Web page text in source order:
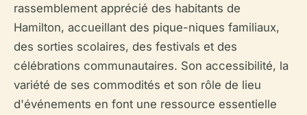
rassemblement apprécié des habitants de
Hamilton, accueillant des pique-niques familiaux,
des sorties scolaires, des festivals et des
célébrations communautaires. Son accessibilité, la
variété de ses commodités et son rôle de lieu
d'événements en font une ressource essentielle